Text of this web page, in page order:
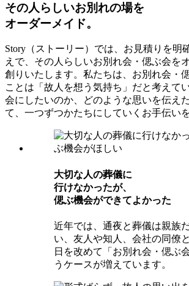
その人らしいお別れの場を
オーダーメイド。
Story（ストーリー）では、お見積りを明
えで、その人らしいお別れ会・偲ぶ会を
創りいたします。私たちは、お別れ会・
ことは「故人を想う気持ち」だと考えて
会にしたいのか、どのような思いを伝え
て、一つずつかたちにしていくお手伝い
⼤切な⼈の葬儀に
⾏けなかったが、
偲ぶ機会ができてよかった
近年では、通夜と葬儀は親族
い、友人や知人、会社の同僚
日を改めて「お別れ会・偲ぶ
うケースが増えています。